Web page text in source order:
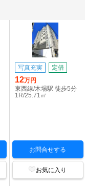
写真充実 定借
12万円
東西線/木場駅 徒歩5分
1R/25.71㎡
お問合せする
お気に入り